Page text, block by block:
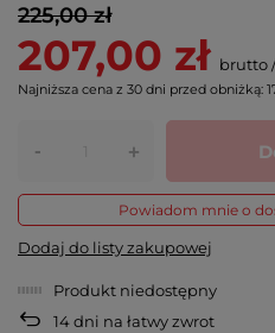
225,00 zł
207,00 zł brutto
Najniższa cena z 30 dni przed obniżką:
- +
Powiadom mnie o
Dodaj do listy zakupowej
Produkt niedostępny
14dni na łatwy zwrot